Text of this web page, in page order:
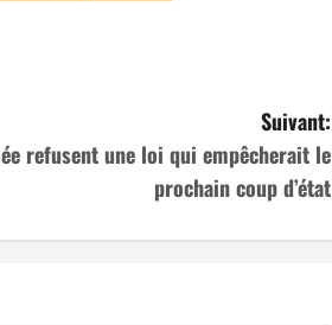
Suivant:
refusent une loi qui empêcherait le
prochain coup d’état